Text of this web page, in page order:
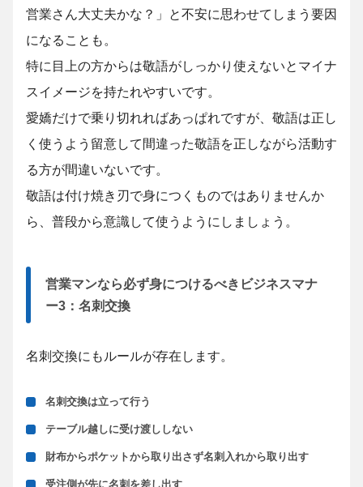
営業さん大丈夫かな？」と不安に思わせてしまう要因
になることも。
特に目上の方からは敬語がしっかり使えないとマイナ
スイメージを持たれやすいです。
愛嬌だけで乗り切れればあっぱれですが、敬語は正し
く使うよう留意して間違った敬語を正しながら活動す
る方が間違いないです。
敬語は付け焼き刃で身につくものではありませんか
ら、普段から意識して使うようにしましょう。
営業マンなら必ず身につけるべきビジネスマナ
ー3：名刺交換
名刺交換にもルールが存在します。
名刺交換は立って行う
テーブル越しに受け渡ししない
財布からポケットから取り出さず名刺入れから取り出す
受注側が先に名刺を差し出す